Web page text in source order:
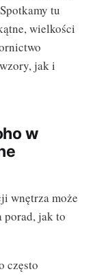
tu
wielkości
jak i
w
wnętrza może
porad, jak to
często